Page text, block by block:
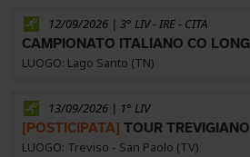
12/09/2026 | 3° LIV -IRE- CITA
LUOGO: Lago Santo (TN)
13/09/2026 | 1° LIV
[POSTICIPATA] TOUR TREVIGIANO
LUOGO: Treviso - San Paolo (TV)